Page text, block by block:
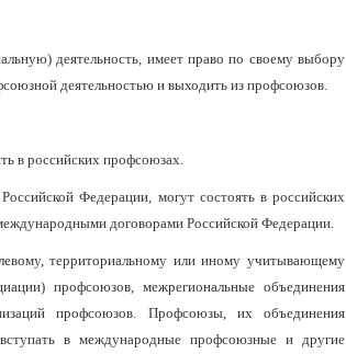
деятельность, имеет право по своему выбору
деятельностью и выходить из профсоюзов.
в российских профсоюзах.
Федерации, могут состоять в российских
договорами Российской Федерации.
территориальному или иному учитывающему
профсоюзов, межрегиональные объединения
профсоюзов. Профсоюзы, их объединения
в международные профсоюзные и другие